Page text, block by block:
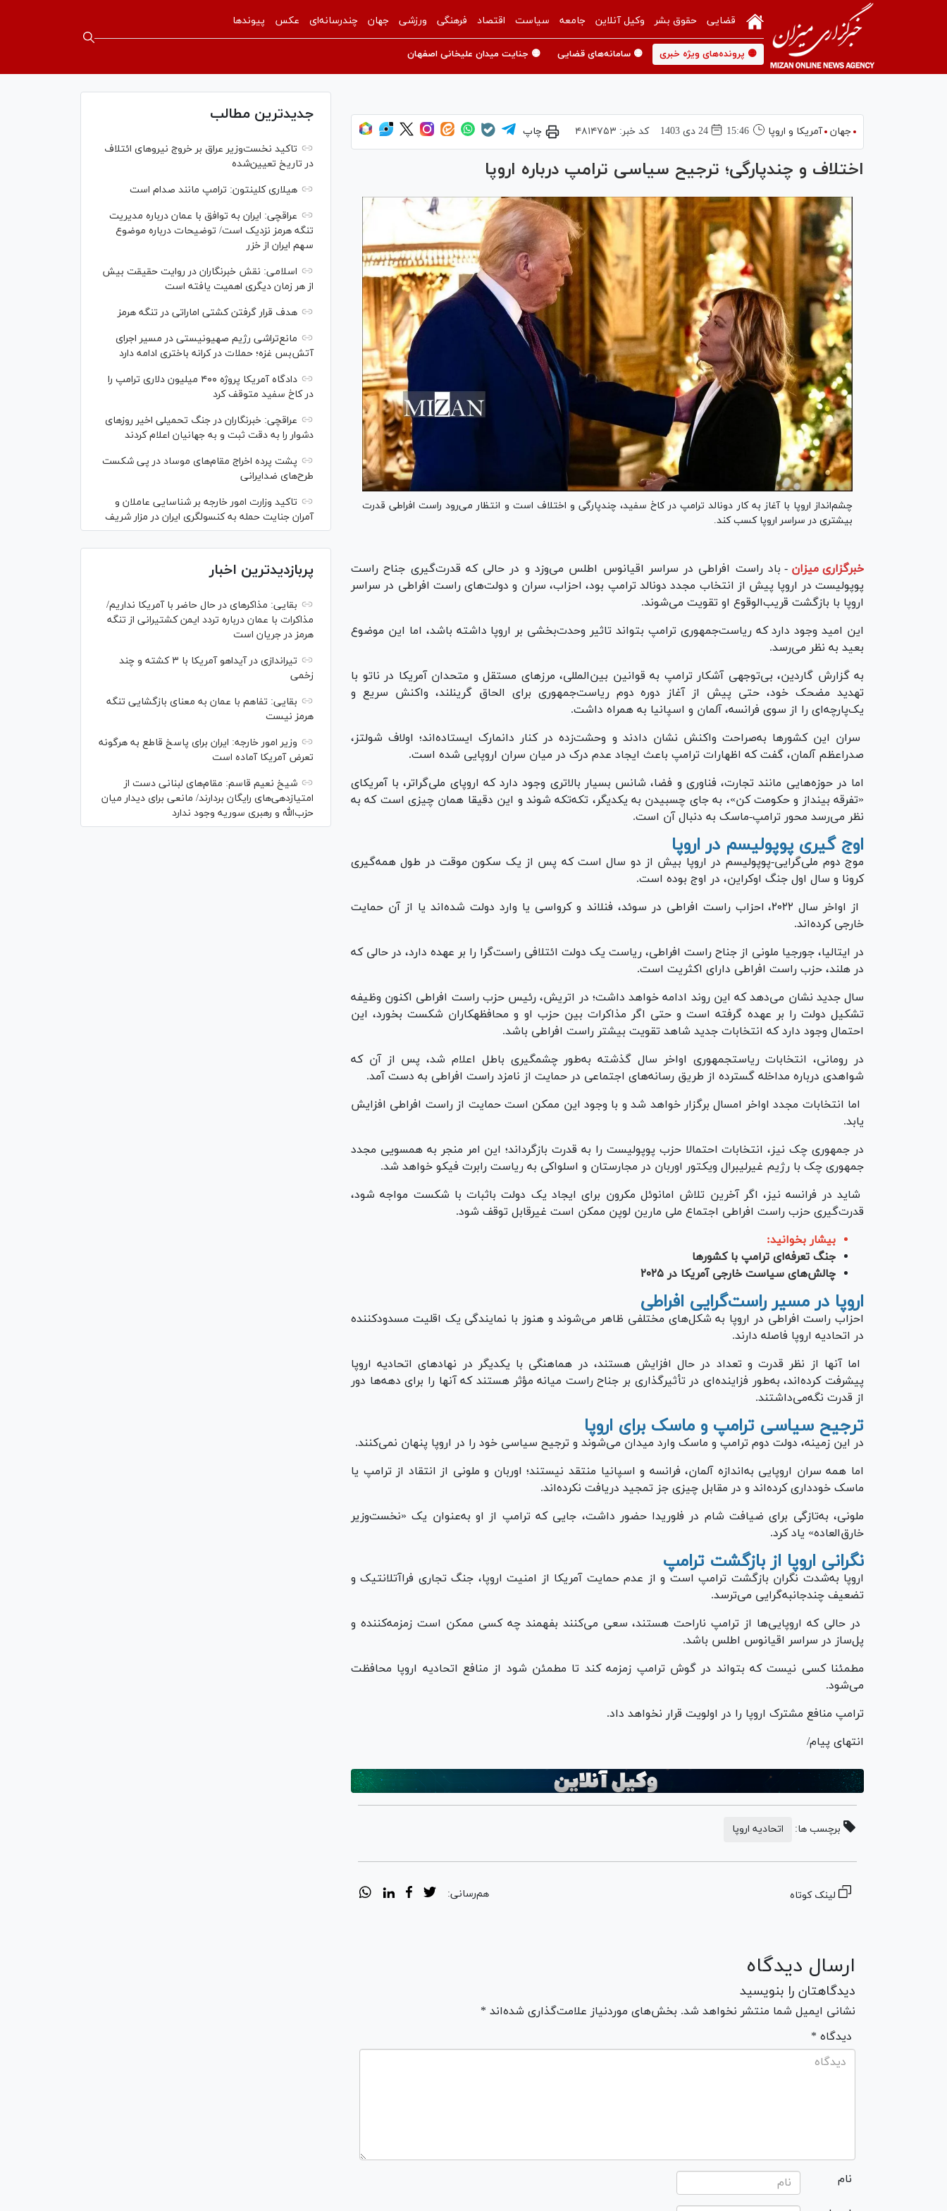
قضایی حقوق بشر وکیل آنلاین جامعه سیاست اقتصاد فرهنگی ورزشی جهان چندرسانه‌ای عکس پیوندها
🟡 پرونده‌های ویژه خبری 🟡 سامانه‌های قضایی 🟡 جنایت میدان علیخانی اصفهان
جهان آمریکا و اروپا 15:46 24 دی 1403 کد خبر: ۴۸۱۴۷۵۳ چاپ
اختلاف و چندپارگی؛ ترجیح سیاسی ترامپ درباره اروپا
چشم‌انداز اروپا با آغاز به کار دونالد ترامپ در کاخ سفید، چندپارگی و اختلاف است و انتظار می‌رود راست افراطی قدرت
بیشتری در سراسر اروپا کسب کند.
خبرگزاری میزان - باد راست افراطی در سراسر اقیانوس اطلس می‌وزد و در حالی که قدرت‌گیری جناح راست
پوپولیست در اروپا پیش از انتخاب مجدد دونالد ترامپ بود، احزاب، سران و دولت‌های راست افراطی در سراسر
اروپا با بازگشت قریب‌الوقوع او تقویت می‌شوند.
این امید وجود دارد که ریاست‌جمهوری ترامپ بتواند تاثیر وحدت‌بخشی بر اروپا داشته باشد، اما این موضوع
بعید به نظر می‌رسد.
به گزارش گاردین، بی‌توجهی آشکار ترامپ به قوانین بین‌المللی، مرز‌های مستقل و متحدان آمریکا در ناتو با
تهدید مضحک خود، حتی پیش از آغاز دوره دوم ریاست‌جمهوری برای الحاق گرینلند، واکنش سریع و
یک‌پارچه‌ای را از سوی فرانسه، آلمان و اسپانیا به همراه داشت.
سران این کشور‌ها به‌صراحت واکنش نشان دادند و وحشت‌زده در کنار دانمارک ایستاده‌اند؛ اولاف شولتز،
صدراعظم آلمان، گفت که اظهارات ترامپ باعث ایجاد عدم درک در میان سران اروپایی شده است.
اما در حوزه‌هایی مانند تجارت، فناوری و فضا، شانس بسیار بالاتری وجود دارد که اروپای ملی‌گراتر، با آمریکای
«تفرقه بینداز و حکومت کن»، به جای چسبیدن به یکدیگر، تکه‌تکه شوند و این دقیقا همان چیزی است که به
نظر می‌رسد محور ترامپ-ماسک به دنبال آن است.
اوج گیری پوپولیسم در اروپا
موج دوم ملی‌گرایی-پوپولیسم در اروپا بیش از دو سال است که پس از یک سکون موقت در طول همه‌گیری
کرونا و سال اول جنگ اوکراین، در اوج بوده است.
از اواخر سال ۲۰۲۲، احزاب راست افراطی در سوئد، فنلاند و کرواسی یا وارد دولت شده‌اند یا از آن حمایت
خارجی کرده‌اند.
در ایتالیا، جورجیا ملونی از جناح راست افراطی، ریاست یک دولت ائتلافی راست‌گرا را بر عهده دارد، در حالی که
در هلند، حزب راست افراطی دارای اکثریت است.
سال جدید نشان می‌دهد که این روند ادامه خواهد داشت؛ در اتریش، رئیس حزب راست افراطی اکنون وظیفه
تشکیل دولت را بر عهده گرفته است و حتی اگر مذاکرات بین حزب او و محافظه‎کاران شکست بخورد، این
احتمال وجود دارد که انتخابات جدید شاهد تقویت بیشتر راست افراطی باشد.
در رومانی، انتخابات ریاست‎جمهوری اواخر سال گذشته به‌طور چشمگیری باطل اعلام شد، پس از آن که
شواهدی درباره مداخله گسترده از طریق رسانه‌های اجتماعی در حمایت از نامزد راست افراطی به دست آمد.
اما انتخابات مجدد اواخر امسال برگزار خواهد شد و با وجود این ممکن است حمایت از راست افراطی افزایش
یابد.
در جمهوری چک نیز، انتخابات احتمالا حزب پوپولیست را به قدرت بازگرداند؛ این امر منجر به همسویی مجدد
جمهوری چک با رژیم غیرلیبرال ویکتور اوربان در مجارستان و اسلواکی به ریاست رابرت فیکو خواهد شد.
شاید در فرانسه نیز، اگر آخرین تلاش امانوئل مکرون برای ایجاد یک دولت باثبات با شکست مواجه شود،
قدرت‌گیری حزب راست افراطی اجتماع ملی مارین لوپن ممکن است غیرقابل توقف شود.
بیشار بخوانید:
جنگ تعرفه‌ای ترامپ با کشور‌ها
چالش‌های سیاست خارجی آمریکا در ۲۰۲۵
اروپا در مسیر راست‌گرایی افراطی
احزاب راست افراطی در اروپا به شکل‌های مختلفی ظاهر می‌شوند و هنوز با نمایندگی یک اقلیت مسدودکننده
در اتحادیه اروپا فاصله دارند.
اما آنها از نظر قدرت و تعداد در حال افزایش هستند، در هماهنگی با یکدیگر در نهاد‌های اتحادیه اروپا
پیشرفت کرده‌اند، به‌طور فزاینده‌ای در تأثیرگذاری بر جناح راست میانه مؤثر هستند که آنها را برای دهه‌ها دور
از قدرت نگه‌می‌داشتند.
ترجیح سیاسی ترامپ و ماسک برای اروپا
در این زمینه، دولت دوم ترامپ و ماسک وارد میدان می‌شوند و ترجیح سیاسی خود را در اروپا پنهان نمی‌کنند.
اما همه سران اروپایی به‌اندازه آلمان، فرانسه و اسپانیا منتقد نیستند؛ اوربان و ملونی از انتقاد از ترامپ یا
ماسک خودداری کرده‌اند و در مقابل چیزی جز تمجید دریافت نکرده‌اند.
ملونی، به‌تازگی برای ضیافت شام در فلوریدا حضور داشت، جایی که ترامپ از او به‌عنوان یک «نخست‌وزیر
خارق‌العاده» یاد کرد.
نگرانی اروپا از بازگشت ترامپ
اروپا به‌شدت نگران بازگشت ترامپ است و از عدم حمایت آمریکا از امنیت اروپا، جنگ تجاری فراآتلانتیک و
تضعیف چندجانبه‌گرایی می‌ترسد.
در حالی که اروپایی‌ها از ترامپ ناراحت هستند، سعی می‌کنند بفهمند چه کسی ممکن است زمزمه‌کننده و
پل‌ساز در سراسر اقیانوس اطلس باشد.
مطمئنا کسی نیست که بتواند در گوش ترامپ زمزمه کند تا مطمئن شود از منافع اتحادیه اروپا محافظت
می‌شود.
ترامپ منافع مشترک اروپا را در اولویت قرار نخواهد داد.
انتهای پیام/
برچسب ها: اتحادیه اروپا
لینک کوتاه هم‌رسانی:
ارسال دیدگاه
دیدگاهتان را بنویسید
نشانی ایمیل شما منتشر نخواهد شد. بخش‌های موردنیاز علامت‌گذاری شده‌اند *
* دیدگاه
نام
جدیدترین مطالب
تاکید نخست‌وزیر عراق بر خروج نیروهای ائتلاف
در تاریخ تعیین‌شده
هیلاری کلینتون: ترامپ مانند صدام است
عراقچی: ایران به توافق با عمان درباره مدیریت
تنگه هرمز نزدیک است/ توضیحات درباره موضوع
سهم ایران از خزر
اسلامی: نقش خبرنگاران در روایت حقیقت بیش
از هر زمان دیگری اهمیت یافته است
هدف قرار گرفتن کشتی اماراتی در تنگه هرمز
مانع‌تراشی رژیم صهیونیستی در مسیر اجرای
آتش‌بس غزه؛ حملات در کرانه باختری ادامه دارد
دادگاه آمریکا پروژه ۴۰۰ میلیون دلاری ترامپ را
در کاخ سفید متوقف کرد
عراقچی: خبرنگاران در جنگ تحمیلی اخیر روز‌های
دشوار را به دقت ثبت و به جهانیان اعلام کردند
پشت پرده اخراج مقام‌های موساد در پی شکست
طرح‌های ضدایرانی
تاکید وزارت امور خارجه بر شناسایی عاملان و
آمران جنایت حمله به کنسولگری ایران در مزار شریف
پربازدیدترین اخبار
بقایی: مذاکره‎ای در حال حاضر با آمریکا نداریم/
مذاکرات با عمان درباره تردد ایمن کشتیرانی از تنگه
هرمز در جریان است
تیراندازی در آیداهو آمریکا با ۳ کشته و چند
زخمی
بقایی: تفاهم با عمان به معنای بازگشایی تنگه
هرمز نیست
وزیر امور خارجه: ایران برای پاسخ قاطع به هرگونه
تعرض آمریکا آماده است
شیخ نعیم قاسم: مقام‌های لبنانی دست از
امتیازدهی‌های رایگان بردارند/ مانعی برای دیدار میان
حزب‌الله و رهبری سوریه وجود ندارد